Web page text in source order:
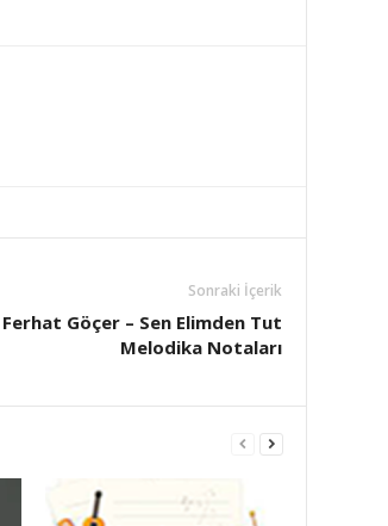
Sonraki İçerik
Ferhat Göçer – Sen Elimden Tut
Melodika Notaları